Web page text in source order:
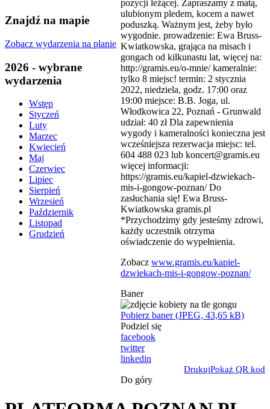
Znajdź na mapie
Zobacz wydarzenia na planie
2026 - wybrane
wydarzenia
Wstęp
Styczeń
Luty
Marzec
Kwiecień
Maj
Czerwiec
Lipiec
Sierpień
Wrzesień
Październik
Listopad
Grudzień
pozycji leżącej. Zapraszamy z matą,
ulubionym pledem, kocem a nawet
poduszką. Ważnym jest, żeby było
wygodnie. prowadzenie: Ewa Bruss-
Kwiatkowska, grająca na misach i
gongach od kilkunastu lat, więcej na:
http://gramis.eu/o-mnie/ kameralnie:
tylko 8 miejsc! termin: 2 stycznia
2022, niedziela, godz. 17:00 oraz
19:00 miejsce: B.B. Joga, ul.
Włodkowica 22, Poznań - Grunwald
udział: 40 zł Dla zapewnienia
wygody i kameralności konieczna jest
wcześniejsza rezerwacja miejsc: tel.
604 488 023 lub koncert@gramis.eu
więcej informacji:
https://gramis.eu/kapiel-dzwiekach-
mis-i-gongow-poznan/ Do
zasłuchania się! Ewa Bruss-
Kwiatkowska gramis.pl
*Przychodzimy gdy jesteśmy zdrowi,
każdy uczestnik otrzyma
oświadczenie do wypełnienia.
Zobacz www.gramis.eu/kapiel-
dzwiekach-mis-i-gongow-poznan/
Baner
Pobierz baner (JPEG, 43,65 kB)
Podziel się
facebook
twitter
linkedin
DrukujPokaż QR kod
Do góry